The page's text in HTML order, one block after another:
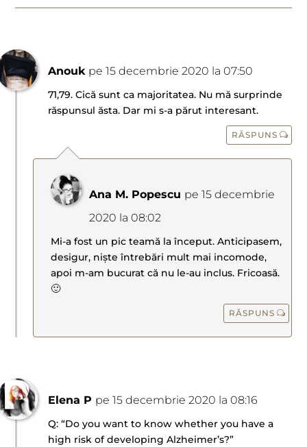
Anouk pe 15 decembrie 2020 la 07:50
71,79. Cică sunt ca majoritatea. Nu mă surprinde
răspunsul ăsta. Dar mi s-a părut interesant.
RĂSPUNS
Ana M. Popescu pe 15 decembrie
2020 la 08:02
Mi-a fost un pic teamă la început. Anticipasem,
desigur, niște întrebări mult mai incomode,
apoi m-am bucurat că nu le-au inclus. Fricoasă.
🙂
RĂSPUNS
Elena P pe 15 decembrie 2020 la 08:16
Q: “Do you want to know whether you have a
high risk of developing Alzheimer’s?”